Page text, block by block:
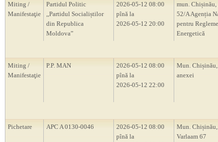
Miting /
Manifestaţie
Partidul Politic
,,Partidul Socialiștilor
din Republica
Moldova”
2026-05-12 08:00
pînă la
2026-05-12 20:00
mun. Chișinău,
52/A Agenția
pentru
Energetică
Miting /
Manifestaţie
P.P. MAN
2026-05-12 08:00
pînă la
2026-05-12 22:00
Mun.
anexei
Pichetare APC A 0130-0046
2026-05-12 08:00
pînă la
Mun. Chișinău,
Varlaam 67